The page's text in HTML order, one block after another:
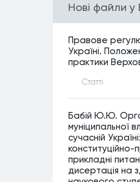
Нові файли у
Правове
Україні.
практики
Статтi
Бабій Ю.Ю.
муніципальної
сучасній Україні:
конституційно-
прикладні
дисертація на